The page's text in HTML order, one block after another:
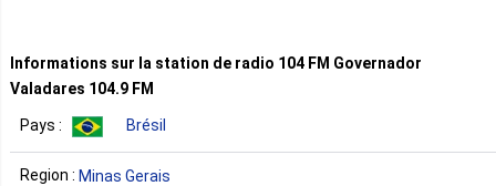
Informations sur la station de radio 104 FM Governador
Valadares 104.9 FM
Pays : Brésil
Region : Minas Gerais